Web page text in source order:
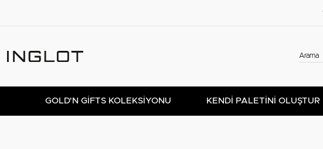
GOLD'N GIFTS KOLEKSIYONU KENDİ PALETİNİ OLUŞTUR